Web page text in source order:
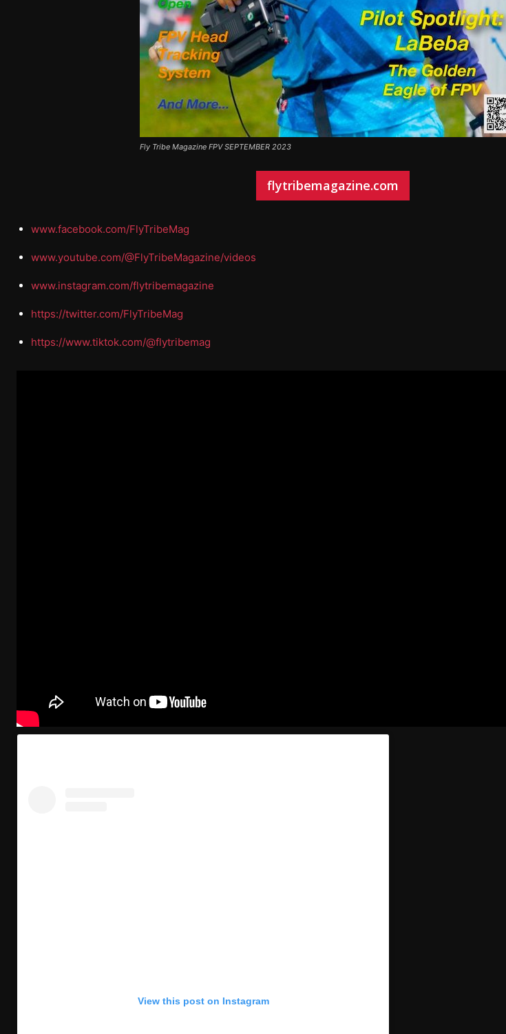
Fly Tribe Magazine FPV SEPTEMBER 2023
flytribemagazine.com
www.facebook.com/FlyTribeMag
www.youtube.com/@FlyTribeMagazine/videos
www.instagram.com/flytribemagazine
https://twitter.com/FlyTribeMag
https://www.tiktok.com/@flytribemag
View this post on Instagram